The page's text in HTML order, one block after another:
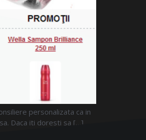
personalizata ca in
Daca iti doresti sa […]